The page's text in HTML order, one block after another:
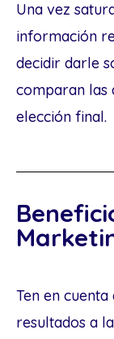
Una vez
información
decidir darle
comparan las
elección final.
Ten en
resultados a